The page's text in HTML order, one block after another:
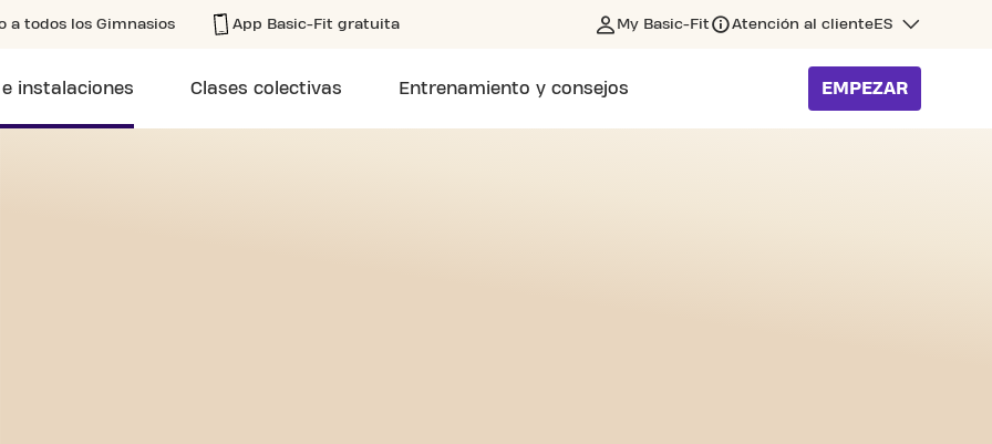
a todos los Gimnasios App Basic-Fit gratuita My Basic-Fit Atención al clienteES
instalaciones Clases colectivas Entrenamiento y consejos EMPEZAR
DE MADARIAGA